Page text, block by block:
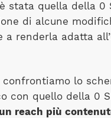
stata quella della 0
di alcune
a renderla adatta
lo
con quello della 0
un reach più